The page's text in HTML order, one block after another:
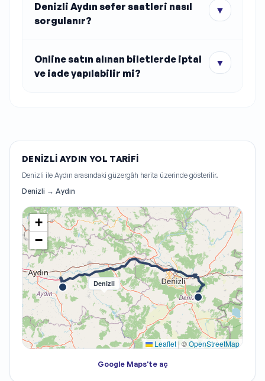
Denizli Aydın sefer saatleri nasıl
sorgulanır?
▼
Online satın alınan biletlerde iptal
ve iade yapılabilir mi?
▼
DENIZLI AYDIN YOL TARIFI
Denizli ile Aydın arasındaki güzergâh harita üzerinde gösterilir.
Denizli → Aydın
Denizli
+
−
Leaflet | ©OpenStreetMap
Google Maps'te aç